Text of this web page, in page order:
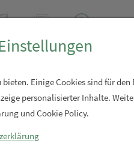
Einige Cookies sind für
personalisierter Inhalte.
und Cookie Policy.